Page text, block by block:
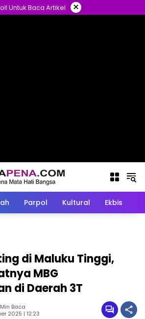
Untuk Baca Artikel ×
Parpol Kultural Ekbis
di Maluku Tinggi,
MBG
di Daerah 3T
Baca
2025 | 12:23